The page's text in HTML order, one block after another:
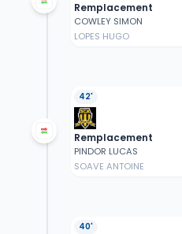
Remplacement
COWLEY SIMON
LOPES HUGO
42'
Remplacement
PINDOR LUCAS
SOAVE ANTOINE
40'